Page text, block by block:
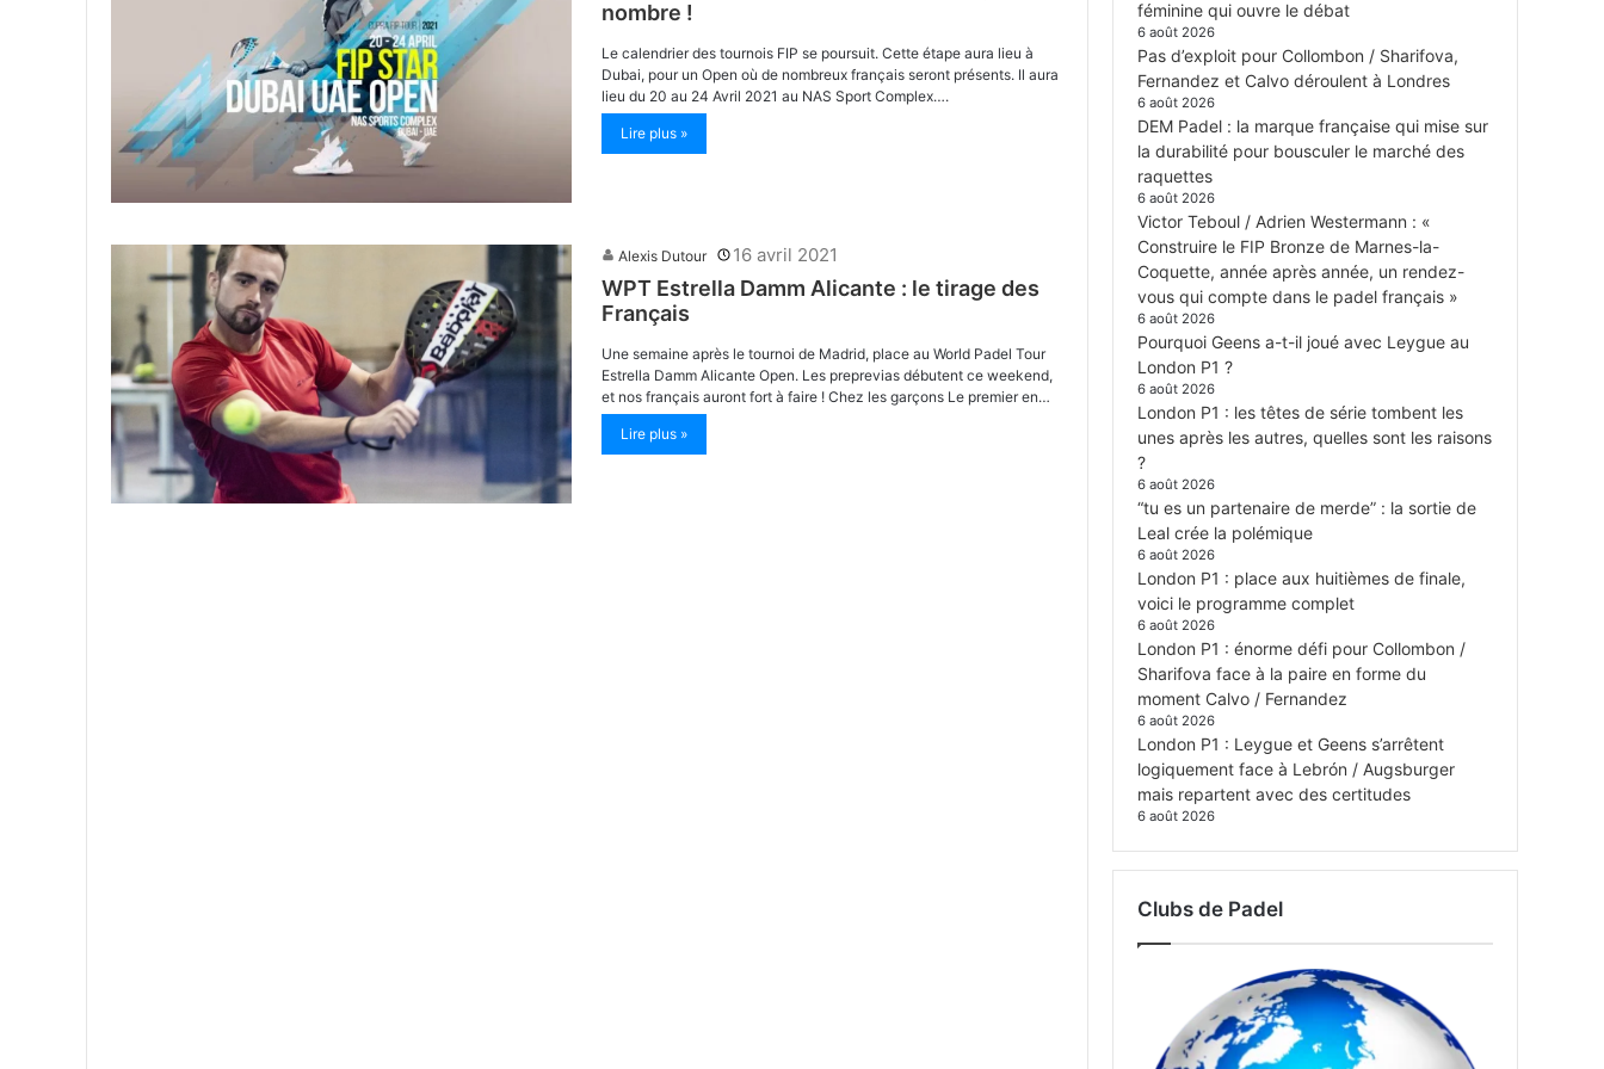
nombre !
Le calendrier des tournois FIP se poursuit. Cette étape aura lieu à
Dubai, pour un Open où de nombreux français seront présents. Il aura
lieu du 20 au 24 Avril 2021 au NAS Sport Complex….
Lire plus »
Alexis Dutour 16 avril 2021
WPT Estrella Damm Alicante : le tirage des
Français
Une semaine après le tournoi de Madrid, place au World Padel Tour
Estrella Damm Alicante Open. Les preprevias débutent ce weekend,
et nos français auront fort à faire ! Chez les garçons Le premier en…
Lire plus »
féminine qui ouvre le débat
6 août 2026
Pas d’exploit pour Collombon / Sharifova,
Fernandez et Calvo déroulent à Londres
6 août 2026
DEM Padel : la marque française qui mise sur
la durabilité pour bousculer le marché des
raquettes
6 août 2026
Victor Teboul / Adrien Westermann : «
Construire le FIP Bronze de Marnes-la-
Coquette, année après année, un rendez-
vous qui compte dans le padel français »
6 août 2026
Pourquoi Geens a-t-il joué avec Leygue au
London P1 ?
6 août 2026
London P1 : les têtes de série tombent les
unes après les autres, quelles sont les raisons
?
6 août 2026
“tu es un partenaire de merde” : la sortie de
Leal crée la polémique
6 août 2026
London P1 : place aux huitièmes de finale,
voici le programme complet
6 août 2026
London P1 : énorme défi pour Collombon /
Sharifova face à la paire en forme du
moment Calvo / Fernandez
6 août 2026
London P1 : Leygue et Geens s’arrêtent
logiquement face à Lebrón / Augsburger
mais repartent avec des certitudes
6 août 2026
Clubs de Padel